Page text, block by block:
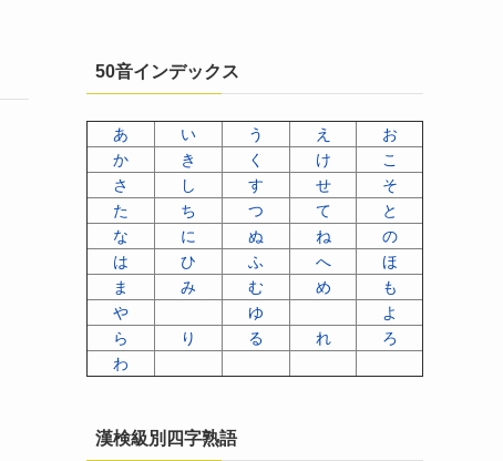
50音インデックス
あ い う え
お
か
き く け
こ
さ
し す せ
そ
た
ち つ て
と
な
に ぬ ね
の
は
ひ ふ へ
ほ
ま
み む め
も
や
ゆ
よ
ら
り る れ
ろ
わ
漢検級別四字熟語